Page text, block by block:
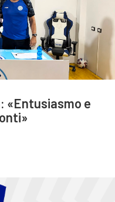
«Entusiasmo e